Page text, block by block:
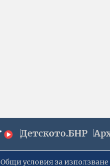
Детското.БНР
Общи условия за използване